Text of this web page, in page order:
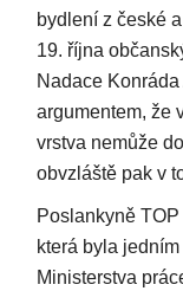
bydlení z české
19. října
Nadace
argumentem, že
vrstva nemůže
obvzláště pak v
Poslankyně
která byla
Ministerstva